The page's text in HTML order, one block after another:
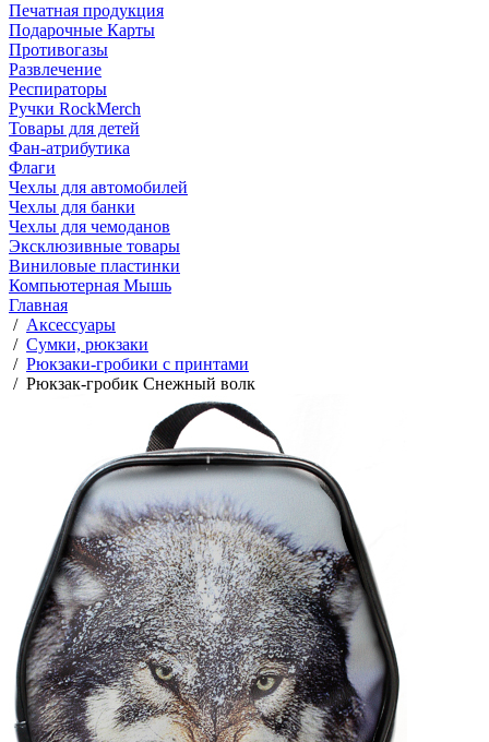
Печатная продукция
Подарочные Карты
Противогазы
Развлечение
Респираторы
Ручки RockMerch
Товары для детей
Фан-атрибутика
Флаги
Чехлы для автомобилей
Чехлы для банки
Чехлы для чемоданов
Эксклюзивные товары
Виниловые пластинки
Компьютерная Мышь
Главная
/ Аксессуары
/ Сумки, рюкзаки
/ Рюкзаки-гробики с принтами
/ Рюкзак-гробик Снежный волк